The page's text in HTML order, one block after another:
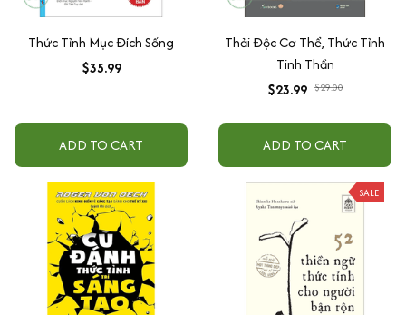
Thức Tỉnh Mục Đích Sống
$35.99
ADD TO CART
Thải Độc Cơ Thể, Thức Tỉnh
Tinh Thần
$23.99 $29.00
ADD TO CART
SALE